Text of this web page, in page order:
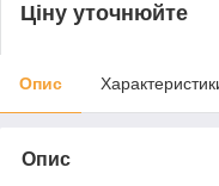
Ціну уточнюйте
Опис
Опис